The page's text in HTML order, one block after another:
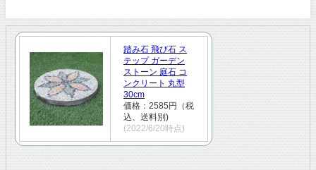
踏み石 飛び石 ス
テップ ガーデン
ストーン 庭石 コ
ンクリート 丸型
30cm
価格：2585円（税
込、送料別)
(2022/6/20時点)